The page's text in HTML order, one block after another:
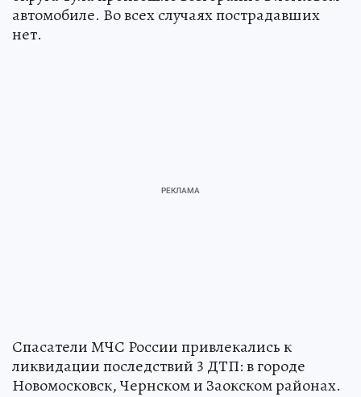
автомобиле. Во всех случаях пострадавших
нет.
Спасатели МЧС России привлекались к
ликвидации последствий 3 ДТП: в городе
Новомосковск, Чернском и Заокском районах.